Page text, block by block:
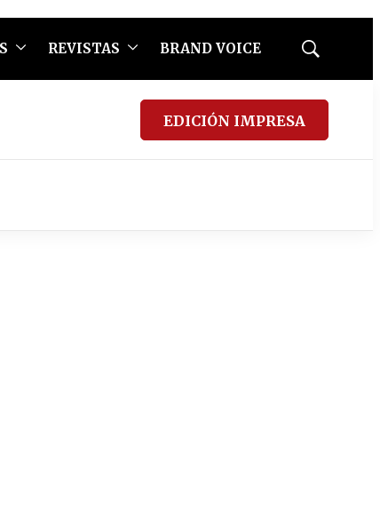
REVISTAS BRAND VOICE
Mostrar
EDICIÓN IMPRESA